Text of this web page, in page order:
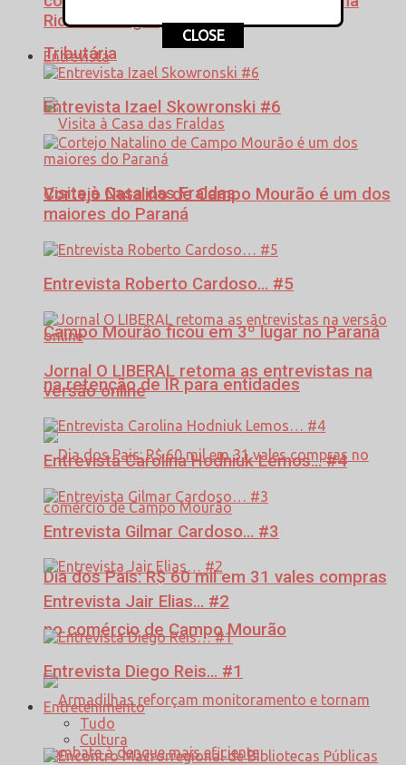
Tributária
Visita à Casa das Fraldas
Campo Mourão ficou em 3º lugar no Paraná
na retenção de IR para entidades
Dia dos Pais: R$ 60 mil em 31 vales compras
no comércio de Campo Mourão
Ricardo Borges, Eventos!
Entrevista
Entrevista Izael Skowronski #6
Cortejo Natalino de Campo Mourão é um dos
maiores do Paraná
Entrevista Roberto Cardoso… #5
Jornal O LIBERAL retoma as entrevistas na
versão online
Entrevista Carolina Hodniuk Lemos… #4
Entrevista Gilmar Cardoso… #3
Entrevista Jair Elias… #2
Entrevista Diego Reis… #1
Entretenimento
Tudo
Cultura
CLOSE